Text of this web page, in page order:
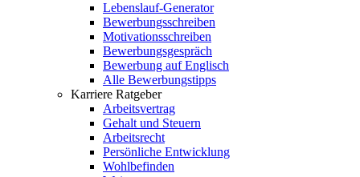
Lebenslauf-Generator
Bewerbungsschreiben
Motivationsschreiben
Bewerbungsgespräch
Bewerbung auf Englisch
Alle Bewerbungstipps
Karriere Ratgeber
Arbeitsvertrag
Gehalt und Steuern
Arbeitsrecht
Persönliche Entwicklung
Wohlbefinden